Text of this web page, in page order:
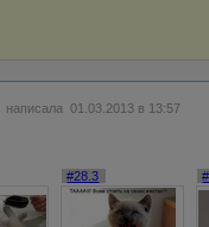
написала 01.03.2013 в 13:57
#28.3